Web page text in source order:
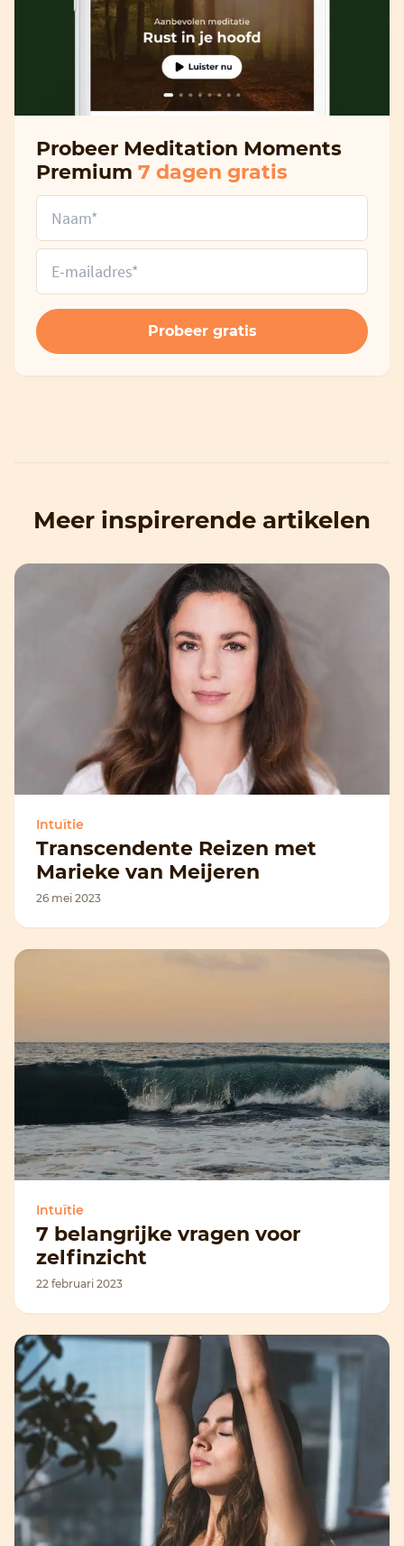
Probeer Meditation Moments
Premium 7 dagen gratis
Meer inspirerende artikelen
Intuïtie
Transcendente Reizen met
Marieke van Meijeren
26 mei 2023
Intuïtie
7 belangrijke vragen voor
zelfinzicht
22 februari 2023